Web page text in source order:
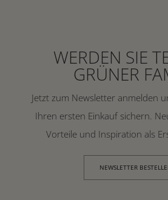
WERDEN SIE
GRÜNER
Jetzt zum Newsletter anmelden
Ihren ersten Einkauf sichern.
Vorteile und Inspiration als
NEWSLETTER